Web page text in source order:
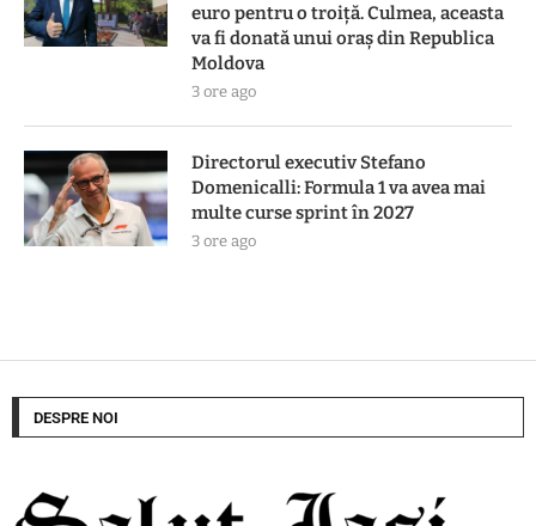
euro pentru o troiță. Culmea, aceasta
va fi donată unui oraș din Republica
Moldova
3 ore ago
Directorul executiv Stefano
Domenicalli: Formula 1 va avea mai
multe curse sprint în 2027
3 ore ago
DESPRE NOI